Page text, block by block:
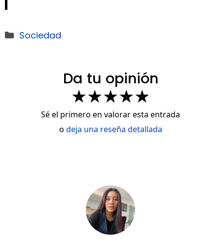
Categorías
Sociedad
Da tu opinión
★★★★★
Sé el primero en valorar esta entrada
o deja una reseña detallada